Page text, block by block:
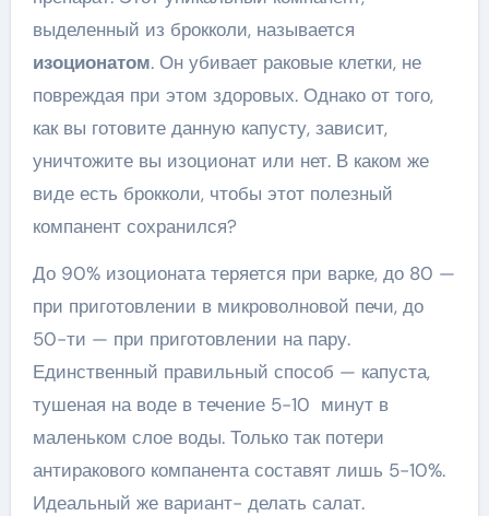
выделенный из брокколи, называется
изоционатом. Он убивает раковые клетки, не
повреждая при этом здоровых. Однако от того,
как вы готовите данную капусту, зависит,
уничтожите вы изоционат или нет. В каком же
виде есть брокколи, чтобы этот полезный
компанент сохранился?
До 90% изоционата теряется при варке, до 80 —
при приготовлении в микроволновой печи, до
50-ти — при приготовлении на пару.
Единственный правильный способ — капуста,
тушеная на воде в течение 5-10 минут в
маленьком слое воды. Только так потери
антиракового компанента составят лишь 5-10%.
Идеальный же вариант- делать салат.